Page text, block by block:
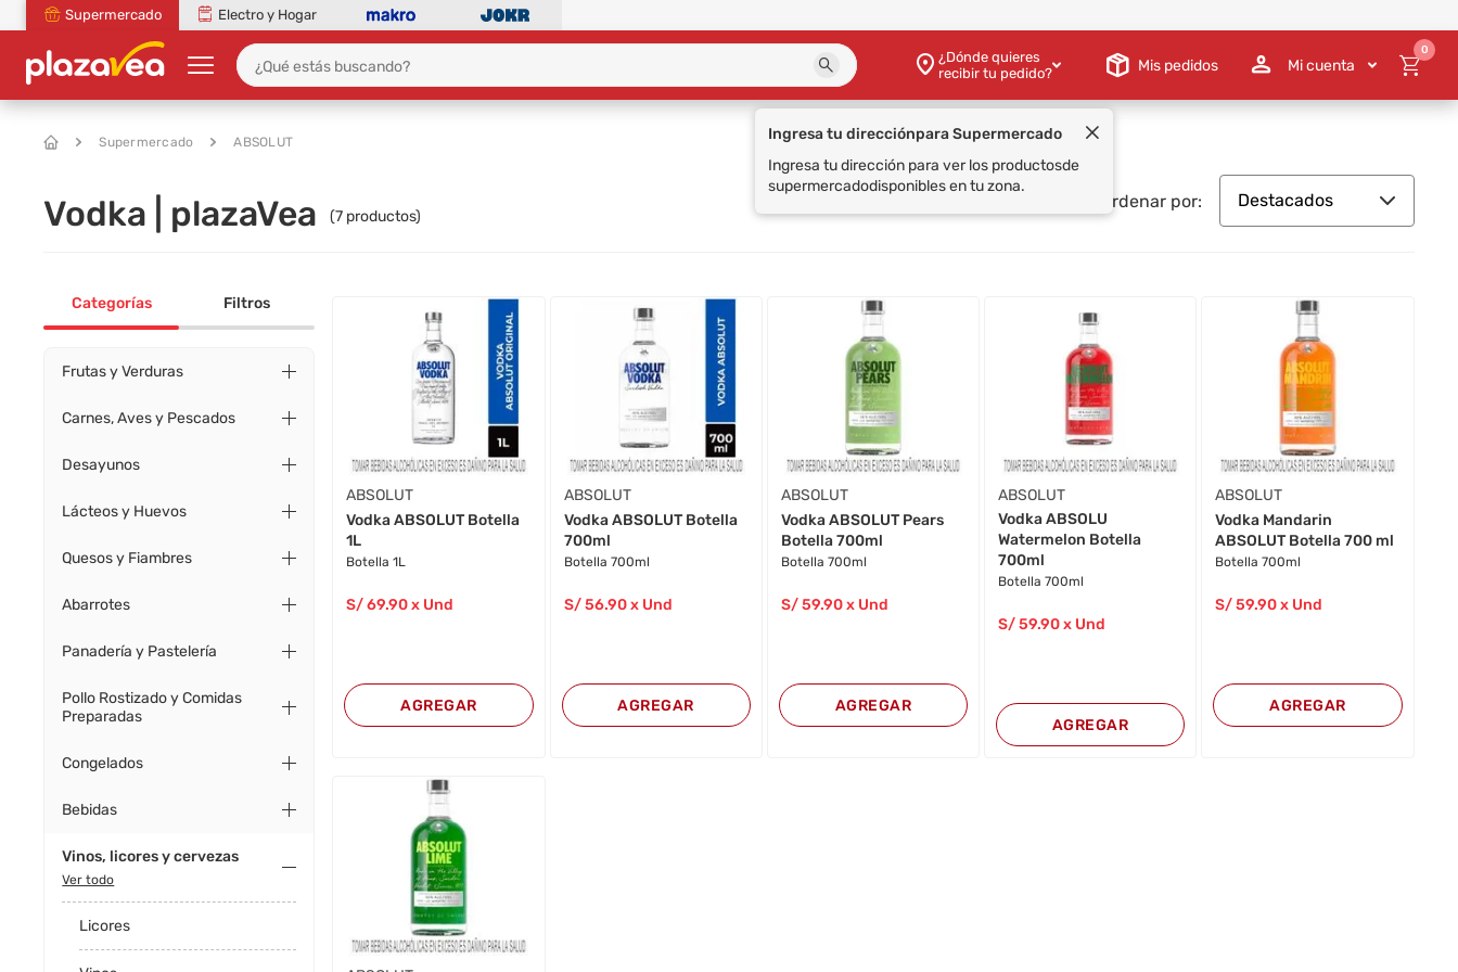
Supermercado Electro y Hogar
¿Dónde quieres
recibir tu pedido?
Mis pedidos Mi cuenta
0
Supermercado ABSOLUT
Vodka | plazaVea (7 productos)
Ordenar por: Destacados
Categorías Filtros
Frutas y Verduras
Carnes, Aves y Pescados
Desayunos
Lácteos y Huevos
Quesos y Fiambres
Abarrotes
Panadería y Pastelería
Pollo Rostizado y Comidas
Preparadas
Congelados
Bebidas
Vinos, licores y cervezas
Ver todo
Licores
ABSOLUT
Vodka ABSOLUT Botella
1L
Botella 1L
S/69.90x Und
AGREGAR
ABSOLUT
Vodka ABSOLUT Botella
700ml
Botella 700ml
S/56.90 x Und
AGREGAR
ABSOLUT
Vodka ABSOLUT Pears
Botella 700ml
Botella 700ml
S/59.90x Und
AGREGAR
ABSOLUT
Vodka ABSOLU
Watermelon Botella
700ml
Botella 700ml
S/59.90x Und
AGREGAR
ABSOLUT
Vodka Mandarin
ABSOLUT Botella 700 ml
Botella 700ml
S/59.90x Und
AGREGAR